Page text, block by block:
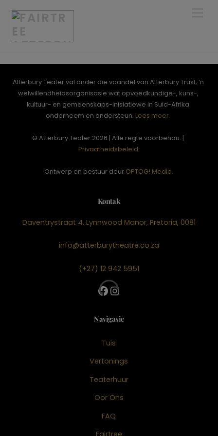
Atterbury Teater val onder die vaandel van Atterbury Trust, ‘n
welwillendheidsorganisasie wat opvoedkundige-, kuns-,
kultuur- en gemeenskaps-inisiatiewe in Suid-Afrika
onderneem en ondersteun. Lees meer.
© Atterbury Teater 2026 | Alle regte voorbehou. |
Privaatheidsbeleid
Ontwerp en bestuur deur OPTOG! Media.
Kontak
Daventrystraat 4, Lynnwood Manor, Pretoria, 0081
info@atterburytheatre.co.za
(+27) 12 942 5951
Facebook
Instagram
Navigasie
Tuis
Vertonings
Teaterhuur
Oor Ons
FAQ